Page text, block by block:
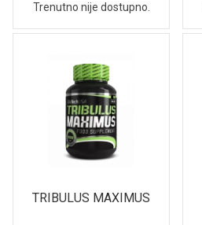
Trenutno nije dostupno.
TRIBULUS MAXIMUS